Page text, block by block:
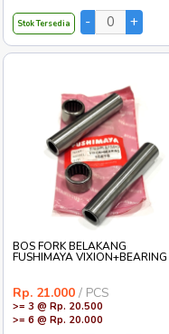
Stok Tersedia
BOS FORK BELAKANG
FUSHIMAYA VIXION+BEARING
Rp. 21.000 / PCS
>= 3 @ Rp. 20.500
>= 6 @ Rp. 20.000